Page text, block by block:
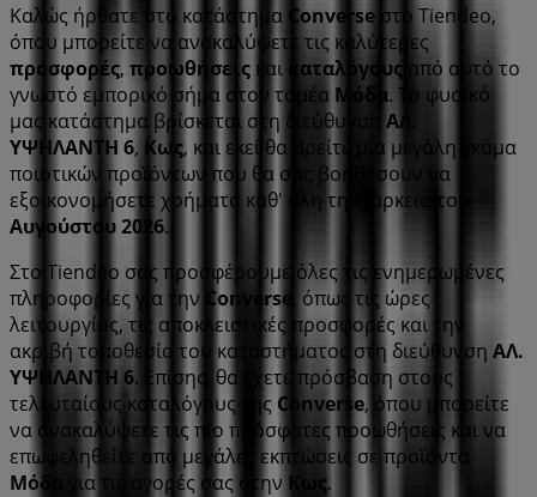
Καλώς ήρθατε στο κατάστημα Converse στο Tiendeo,
όπου μπορείτε να ανακαλύψετε τις καλύτερες
προσφορές, προωθήσεις και καταλόγους από αυτό το
γνωστό εμπορικό σήμα στον τομέα Μόδα. Το φυσικό
μας κατάστημα βρίσκεται στη διεύθυνση ΑΛ.
ΥΨΗΛΑΝΤΗ 6, Κως, και εκεί θα βρείτε μια μεγάλη γκάμα
ποιοτικών προϊόντων που θα σας βοηθήσουν να
εξοικονομήσετε χρήματα καθ' όλη τη διάρκεια του
Αυγούστου 2026.
Στο Tiendeo σας προσφέρουμε όλες τις ενημερωμένες
πληροφορίες για την Converse , όπως τις ώρες
λειτουργίας, τις αποκλειστικές προσφορές και την
ακριβή τοποθεσία του καταστήματος στη διεύθυνση ΑΛ.
ΥΨΗΛΑΝΤΗ 6. Επίσης, θα έχετε πρόσβαση στους
τελευταίους καταλόγους της Converse, όπου μπορείτε
να ανακαλύψετε τις πιο πρόσφατες προωθήσεις και να
επωφεληθείτε από μεγάλες εκπτώσεις σε προϊόντα
Μόδα
για τις αγορές σας στην Κως.